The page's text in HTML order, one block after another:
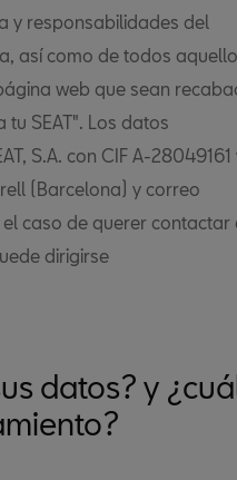
y responsabilidades del
así como de todos
web que sean
SEAT". Los datos
S.A. con CIF A-28049161
(Barcelona) y correo
caso de querer contactar
dirigirse
datos? y